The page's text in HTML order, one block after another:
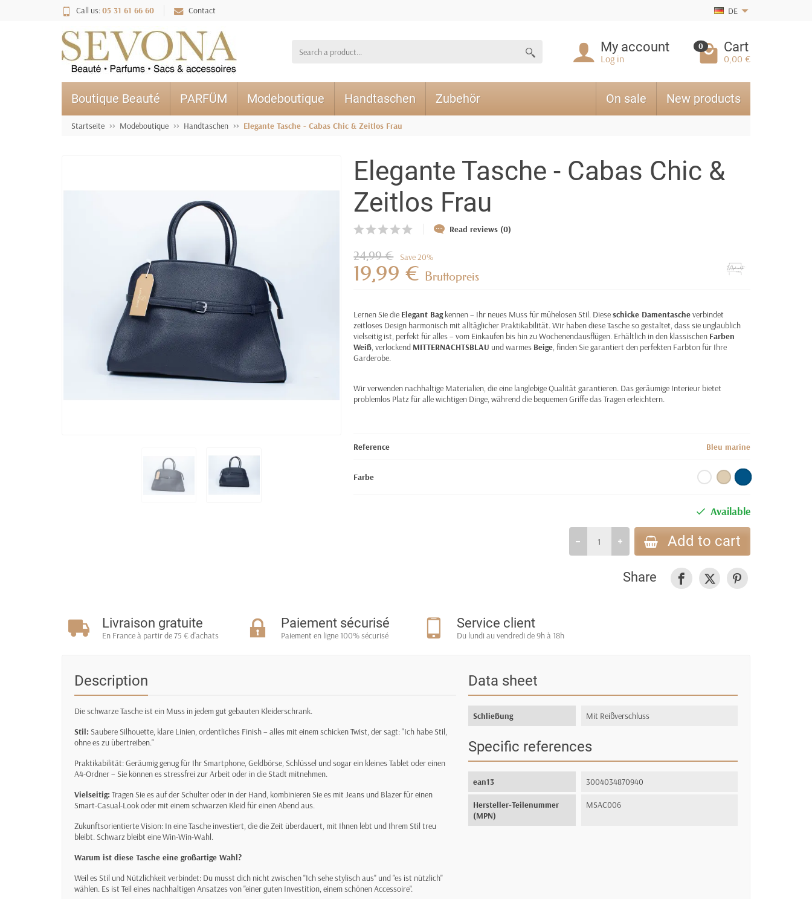
Call us:05 31 61 66 60 Contact DE
My account
Log in
0 Cart
0,00 €
Boutique Beauté PARFÜM Modeboutique Handtaschen Zubehör On sale New products
Startseite Modeboutique Handtaschen Elegante Tasche - Cabas Chic & Zeitlos Frau
Elegante Tasche - Cabas Chic &
Zeitlos Frau
Read reviews (0)
24,99 € Save 20%
19,99 € Bruttopreis
Lernen Sie die Elegant Bagkennen – Ihr neues Muss für mühelosen Stil. Dieseschicke Damentascheverbindet
zeitloses Design harmonisch mit alltäglicher Praktikabilität. Wir haben diese Tasche so gestaltet, dass sie unglaublich
vielseitig ist, perfekt für alles – vom Einkaufen bis hin zu Wochenendausflügen. Erhältlich in den klassischen Farben
Weiß, verlockend MITTERNACHTSBLAU und warmes Beige, finden Sie garantiert den perfekten Farbton für Ihre
Garderobe.
Wir verwenden nachhaltige Materialien, die eine langlebige Qualität garantieren. Das geräumige Interieur bietet
problemlos Platz für alle wichtigen Dinge, während die bequemen Griffe das Tragen erleichtern.
Reference Bleu marine
Farbe
Available
Add to cart
Share
Livraison gratuite
En France à partir de 75 € d'achats
Paiement sécurisé
Paiement en ligne 100% sécurisé
Service client
Du lundi au vendredi de 9h à 18h
Description
Die schwarze Tasche ist ein Muss in jedem gut gebauten Kleiderschrank.
Stil: Saubere Silhouette, klare Linien, ordentliches Finish – alles mit einem schicken Twist, der sagt: "Ich habe Stil,
ohne es zu übertreiben."
Praktikabilität: Geräumig genug für Ihr Smartphone, Geldbörse, Schlüssel und sogar ein kleines Tablet oder einen
A4-Ordner – Sie können es stressfrei zur Arbeit oder in die Stadt mitnehmen.
Vielseitig: Tragen Sie es auf der Schulter oder in der Hand, kombinieren Sie es mit Jeans und Blazer für einen
Smart-Casual-Look oder mit einem schwarzen Kleid für einen Abend aus.
Zukunftsorientierte Vision: In eine Tasche investiert, die die Zeit überdauert, mit Ihnen lebt und Ihrem Stil treu
bleibt. Schwarz bleibt eine Win-Win-Wahl.
Warum ist diese Tasche eine großartige Wahl?
Weil es Stil und Nützlichkeit verbindet: Du musst dich nicht zwischen "Ich sehe stylisch aus" und "es ist nützlich"
wählen. Es ist Teil eines nachhaltigen Ansatzes von "einer guten Investition, einem schönen Accessoire".
Data sheet
Schließung Mit Reißverschluss
Specific references
ean13 3004034870940
Hersteller-Teilenummer
(MPN)
MSAC006